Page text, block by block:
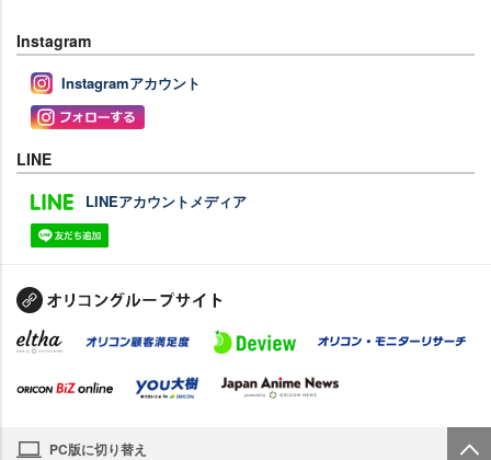
Instagram
Instagramアカウント
LINE
LINEアカウントメディア
PC版に切り替え